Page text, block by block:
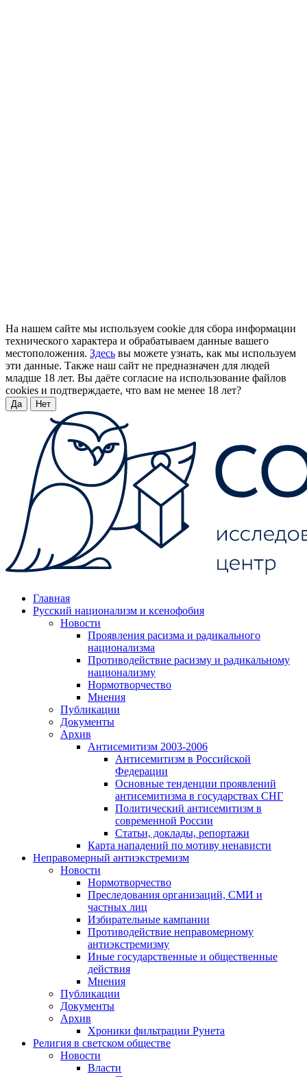
На нашем сайте мы используем cookie для сбора информации
технического характера и обрабатываем данные вашего
местоположения. Здесь вы можете узнать, как мы используем
эти данные. Также наш сайт не предназначен для людей
младше 18 лет. Вы даёте согласие на использование файлов
cookies и подтверждаете, что вам не менее 18 лет?
Да Нет
Главная
Русский национализм и ксенофобия
Новости
Проявления расизма и радикального
национализма
Противодействие расизму и радикальному
национализму
Нормотворчество
Мнения
Публикации
Документы
Архив
Антисемитизм 2003-2006
Антисемитизм в Российской
Федерации
Основные тенденции проявлений
антисемитизма в государствах СНГ
Политический антисемитизм в
современной России
Статьи, доклады, репортажи
Карта нападений по мотиву ненависти
Неправомерный антиэкстремизм
Новости
Нормотворчество
Преследования организаций, СМИ и
частных лиц
Избирательные кампании
Противодействие неправомерному
антиэкстремизму
Иные государственные и общественные
действия
Мнения
Публикации
Документы
Архив
Хроники фильтрации Рунета
Религия в светском обществе
Новости
Власти